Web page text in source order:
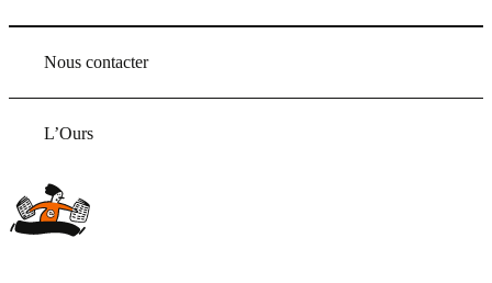
Nous contacter
L’Ours